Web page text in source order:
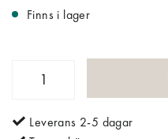
Finns i lager
Leverans 2-5 dagar